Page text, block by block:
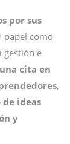
por sus
papel como
gestión e
una cita en
,
ideas
y